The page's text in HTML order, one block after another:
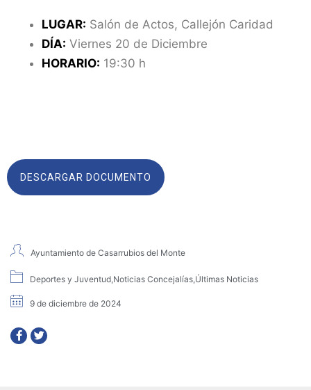
LUGAR: Salón de Actos, Callejón Caridad
DÍA: Viernes 20 de Diciembre
HORARIO: 19:30 h
DESCARGAR DOCUMENTO
Ayuntamiento de Casarrubios del Monte
Deportes y Juventud,Noticias Concejalías,Últimas Noticias
9 de diciembre de 2024